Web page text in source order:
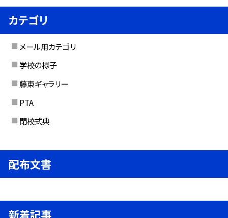
カテゴリ
メール用カテゴリ
学校の様子
藤東ギャラリー
PTA
閉校式典
配布文書
新着記事